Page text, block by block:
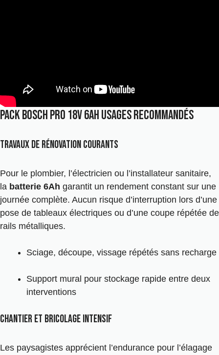
Pack Bosch pro 18v 6ah usages recommandés
Travaux de rénovation courants
Pour le plombier, l’électricien ou l’installateur sanitaire,
la batterie 6Ah garantit un rendement constant sur une
journée complète. Aucun risque d’interruption lors d’une
pose de tableaux électriques ou d’une coupe répétée de
rails métalliques.
Sciage, découpe, vissage répétés sans recharge
Support mural pour stockage rapide entre deux
interventions
Chantier et bricolage intensif
Les paysagistes apprécient l’endurance pour l’élagage